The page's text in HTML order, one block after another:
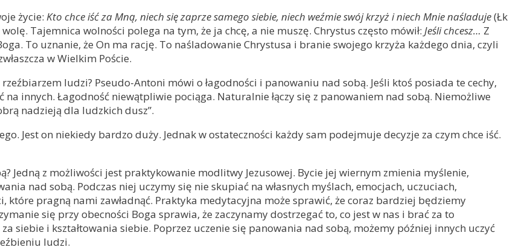
życie: Kto chce iść za Mną, niech się zaprze samego siebie, niech weźmie swój krzyż i niech Mnie naśladuje(Łk
Tajemnica wolności polega na tym, że ja chcę, a nie muszę. Chrystus często mówił: Jeśli chcesz… Z
To uznanie, że On ma rację. To naśladowanie Chrystusa i branie swojego krzyża każdego dnia, czyli
w Wielkim Poście.
ludzi? Pseudo-Antoni mówi o łagodności i panowaniu nad sobą. Jeśli ktoś posiada te cechy,
innych. Łagodność niewątpliwie pociąga. Naturalnie łączy się z panowaniem nad sobą. Niemożliwe
nadzieją dla ludzkich dusz”.
Jest on niekiedy bardzo duży. Jednak w ostateczności każdy sam podejmuje decyzje za czym chce iść.
Jedną z możliwości jest praktykowanie modlitwy Jezusowej. Bycie jej wiernym zmienia myślenie,
nad sobą. Podczas niej uczymy się nie skupiać na własnych myślach, emocjach, uczuciach,
pragną nami zawładnąć. Praktyka medytacyjna może sprawić, że coraz bardziej będziemy
się przy obecności Boga sprawia, że zaczynamy dostrzegać to, co jest w nas i brać za to
siebie i kształtowania siebie. Poprzez uczenie się panowania nad sobą, możemy później innych uczyć
ludzi.